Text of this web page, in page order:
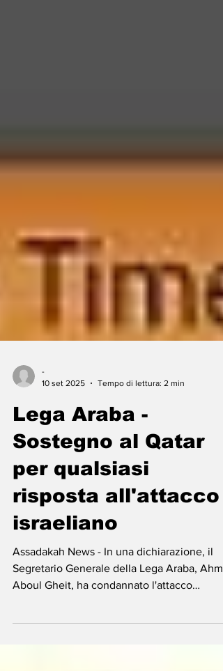
10 set 2025
Tempo di lettura: 2 min
Lega Araba -
Sostegno al Qatar
per qualsiasi
risposta all'attacco
israeliano
Assadakah News - In una dichiarazione, il
Segretario Generale della Lega Araba,
israeliano...